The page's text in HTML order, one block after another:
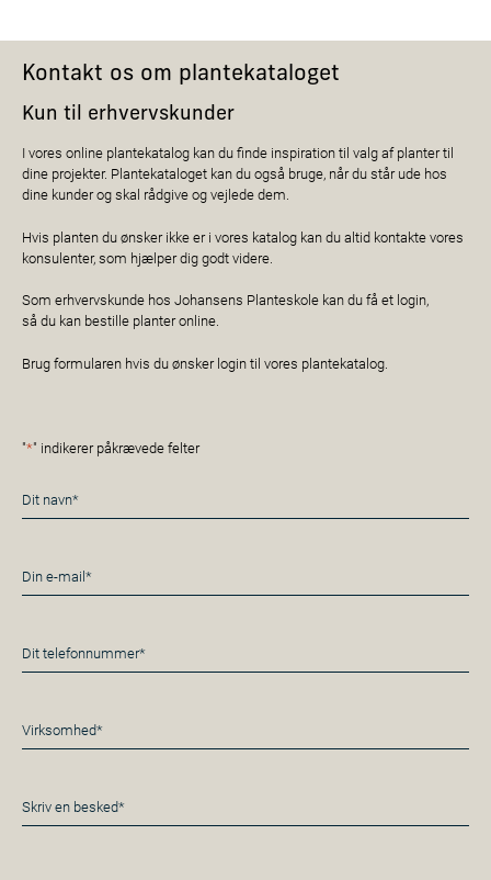
Kontakt os om plantekataloget
Kun til erhvervskunder
I vores online plantekatalog kan du finde inspiration til valg af planter til
dine projekter. Plantekataloget kan du også bruge, når du står ude hos
dine kunder og skal rådgive og vejlede dem.
Hvis planten du ønsker ikke er i vores katalog kan du altid kontakte vores
konsulenter, som hjælper dig godt videre.
Som erhvervskunde hos Johansens Planteskole kan du få et login,
så du kan bestille planter online.
Brug formularen hvis du ønsker login til vores plantekatalog.
"*" indikerer påkrævede felter
Navn
*
E-
mail
Telefon
*
Virksomhed*
*
Besked
*